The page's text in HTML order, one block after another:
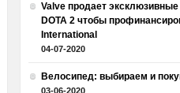
Valve продает
DOTA 2 чтобы
International
04-07-2020
Велосипед: выбираем и
03-06-2020